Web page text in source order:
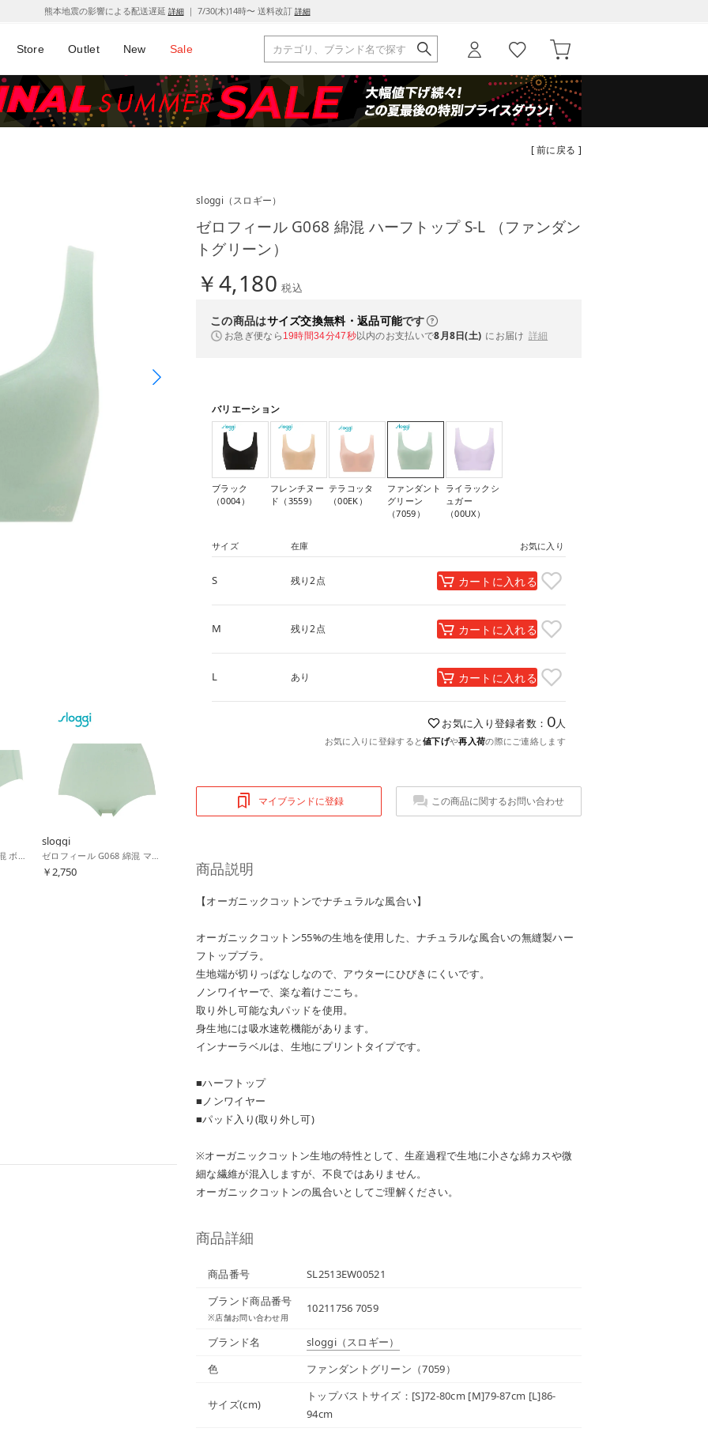
熊本地震の影響による配送遅延 詳細｜ 7/30(木)14時〜 送料改訂 詳細
Store Outlet New Sale
[ 前に戻る ]
ゼロフィール G068 綿混 ボーイズレングスショーツ【返品不可商品】 （ファンダントグリーン）
sloggi
ゼロフィール G068 綿混 マキシショーツ LL【返品不可商品】 （ファンダントグリーン）
￥2,750
sloggi （スロギー）
ゼロフィール G068 綿混 ハーフトップ S-L （ファンダン
トグリーン）
￥4,180 税込
この商品はサイズ交換無料・返品可能です
お急ぎ便なら 19時間34分46秒以内のお支払いで8月8日(土) にお届け 詳細
バリエーション
ブラック
（0004）
フレンチヌー
ド（3559）
テラコッタ
（00EK）
ファンダント
グリーン
（7059）
ライラックシ
ュガー
（00UX）
サイズ 在庫 お気に入り
S 残り2点 カートに入れる
M 残り2点 カートに入れる
L あり カートに入れる
お気に入り登録者数： 0人
お気に入りに登録すると値下げや再入荷の際にご連絡します
マイブランドに登録 この商品に関するお問い合わせ
商品説明
【オーガニックコットンでナチュラルな風合い】
オーガニックコットン55%の生地を使用した、ナチュラルな風合いの無縫製ハー
フトップブラ。
生地端が切りっぱなしなので、アウターにひびきにくいです。
ノンワイヤーで、楽な着けごこち。
取り外し可能な丸パッドを使用。
身生地には吸水速乾機能があります。
インナーラベルは、生地にプリントタイプです。
■ハーフトップ
■ノンワイヤー
■パッド入り(取り外し可)
※オーガニックコットン生地の特性として、生産過程で生地に小さな綿カスや微
細な繊維が混入しますが、不良ではありません。
オーガニックコットンの風合いとしてご理解ください。
商品詳細
商品番号
SL2513EW00521
ブランド商品番号
※店舗お問い合わせ用
10211756 7059
ブランド名 sloggi（スロギー）
色
ファンダントグリーン（7059）
サイズ(cm)
トップバストサイズ：[S]72-80cm [M]79-87cm [L]86-
94cm